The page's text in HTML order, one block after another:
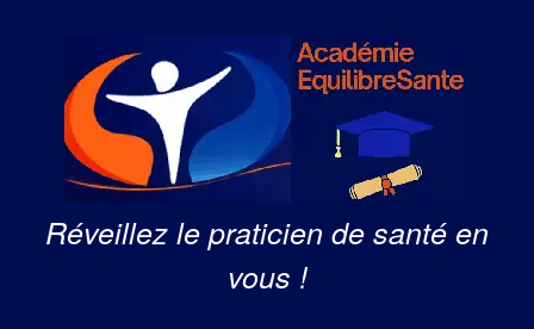
Réveillez le praticien de santé en
vous !